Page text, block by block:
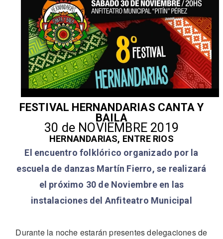
FESTIVAL HERNANDARIAS CANTA Y
BAILA
30 de NOVIEMBRE 2019
HERNANDARIAS, ENTRE RIOS
El encuentro folklórico organizado por la
escuela de danzas Martín Fierro, se realizará
el próximo 30 de Noviembre en las
instalaciones del Anfiteatro Municipal
Durante la noche estarán presentes delegaciones de